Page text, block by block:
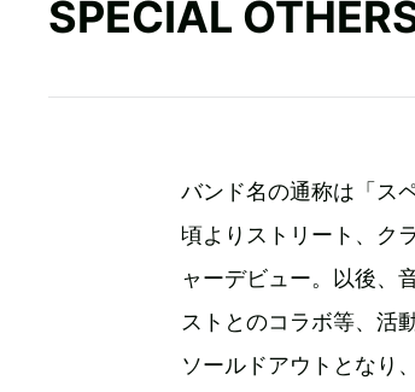
SPECIAL
バンド名の通称は「ス
頃よりストリート、ク
ャーデビュー。以後、
ストとのコラボ等、活
ソールドアウトとなり